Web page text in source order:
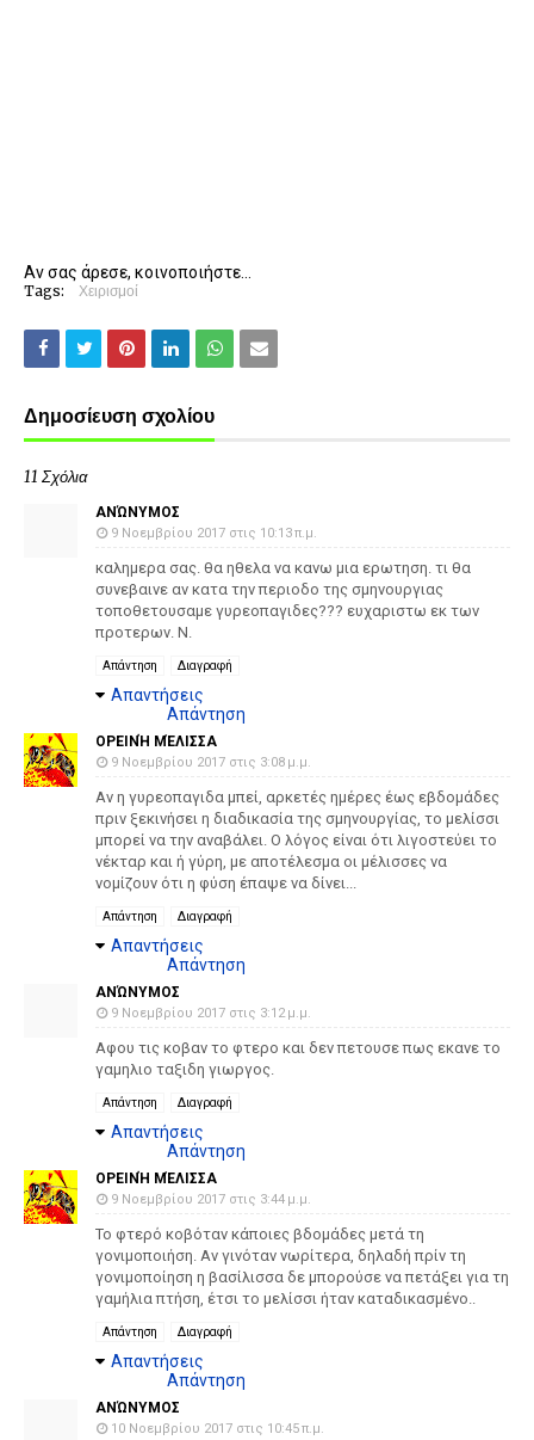
Αν σας άρεσε, κοινοποιήστε...
Tags: Χειρισμοί
Δημοσίευση σχολίου
11 Σχόλια
ΑΝΏΝΥΜΟΣ
9 Νοεμβρίου 2017 στις 10:13 π.μ.
καλημερα σας. θα ηθελα να κανω μια ερωτηση. τι θα
συνεβαινε αν κατα την περιοδο της σμηνουργιας
τοποθετουσαμε γυρεοπαγιδες??? ευχαριστω εκ των
προτερων. Ν.
Απάντηση Διαγραφή
Απαντήσεις
Απάντηση
ΟΡΕΙΝΉ ΜΈΛΙΣΣΑ
9 Νοεμβρίου 2017 στις 3:08 μ.μ.
Αν η γυρεοπαγιδα μπεί, αρκετές ημέρες έως εβδομάδες
πριν ξεκινήσει η διαδικασία της σμηνουργίας, το μελίσσι
μπορεί να την αναβάλει. Ο λόγος είναι ότι λιγοστεύει το
νέκταρ και ή γύρη, με αποτέλεσμα οι μέλισσες να
νομίζουν ότι η φύση έπαψε να δίνει...
Απάντηση Διαγραφή
Απαντήσεις
Απάντηση
ΑΝΏΝΥΜΟΣ
9 Νοεμβρίου 2017 στις 3:12 μ.μ.
Αφου τις κοβαν το φτερο και δεν πετουσε πως εκανε το
γαμηλιο ταξιδη γιωργος.
Απάντηση Διαγραφή
Απαντήσεις
Απάντηση
ΟΡΕΙΝΉ ΜΈΛΙΣΣΑ
9 Νοεμβρίου 2017 στις 3:44 μ.μ.
Το φτερό κοβόταν κάποιες βδομάδες μετά τη
γονιμοποιήση. Αν γινόταν νωρίτερα, δηλαδή πρίν τη
γονιμοποίηση η βασίλισσα δε μπορούσε να πετάξει για τη
γαμήλια πτήση, έτσι το μελίσσι ήταν καταδικασμένο..
Απάντηση Διαγραφή
Απαντήσεις
Απάντηση
ΑΝΏΝΥΜΟΣ
10 Νοεμβρίου 2017 στις 10:45 π.μ.